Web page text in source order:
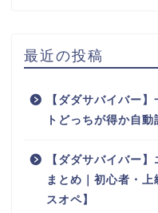
最近の投稿
【ダダサバイバー
トどっちが得か自動
【ダダサバイバー
まとめ｜初心者・
スオペ】